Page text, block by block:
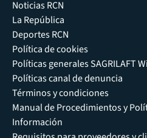
Noticias RCN
La República
Deportes RCN
Política de cookies
Políticas generales SAGRILAFT
Políticas canal de denuncia
Términos y condiciones
Manual de Procedimientos y
Información